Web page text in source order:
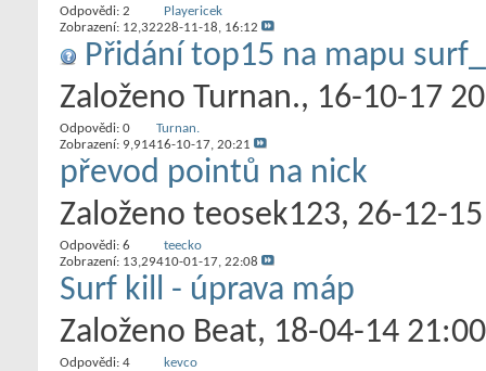
Odpovědi: 2
Zobrazení: 12,322
Playericek
28-11-18, 16:12
Přidání top15 na mapu
Založeno Turnan.‎, 16-10-17
Odpovědi: 0
Zobrazení: 9,914
Turnan.
16-10-17, 20:21
převod pointů na nick
Založeno teosek123‎, 26-12-
Odpovědi: 6
Zobrazení: 13,294
teecko
10-01-17, 22:08
Surf kill - úprava máp
Založeno Beat‎, 18-04-14 21:00
Odpovědi: 4
kevco